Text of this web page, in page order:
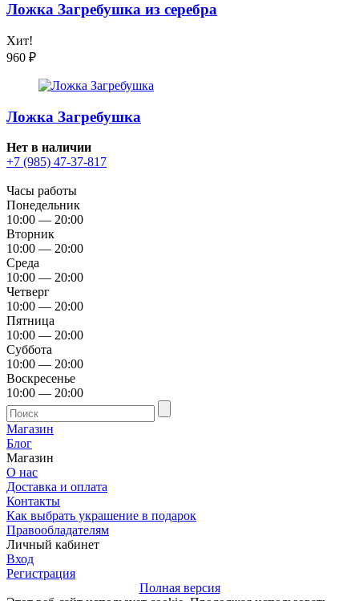
Ложка Загребушка из серебра
Хит!
960 ₽
Ложка Загребушка
Нет в наличии
+7 (985) 47-37-817
Часы работы
Понедельник
10:00 — 20:00
Вторник
10:00 — 20:00
Среда
10:00 — 20:00
Четверг
10:00 — 20:00
Пятница
10:00 — 20:00
Суббота
10:00 — 20:00
Воскресенье
10:00 — 20:00
Магазин
Блог
Магазин
О нас
Доставка и оплата
Контакты
Как выбрать украшение в подарок
Правообладателям
Личный кабинет
Вход
Регистрация
Полная версия